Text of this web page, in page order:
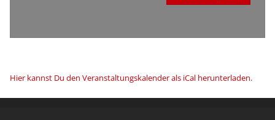
Hier kannst Du den Veranstaltungskalender als iCal herunterladen.